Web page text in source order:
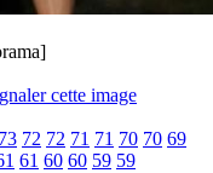
73 72 72 71 71 70 70 69
61 60 60 59 59